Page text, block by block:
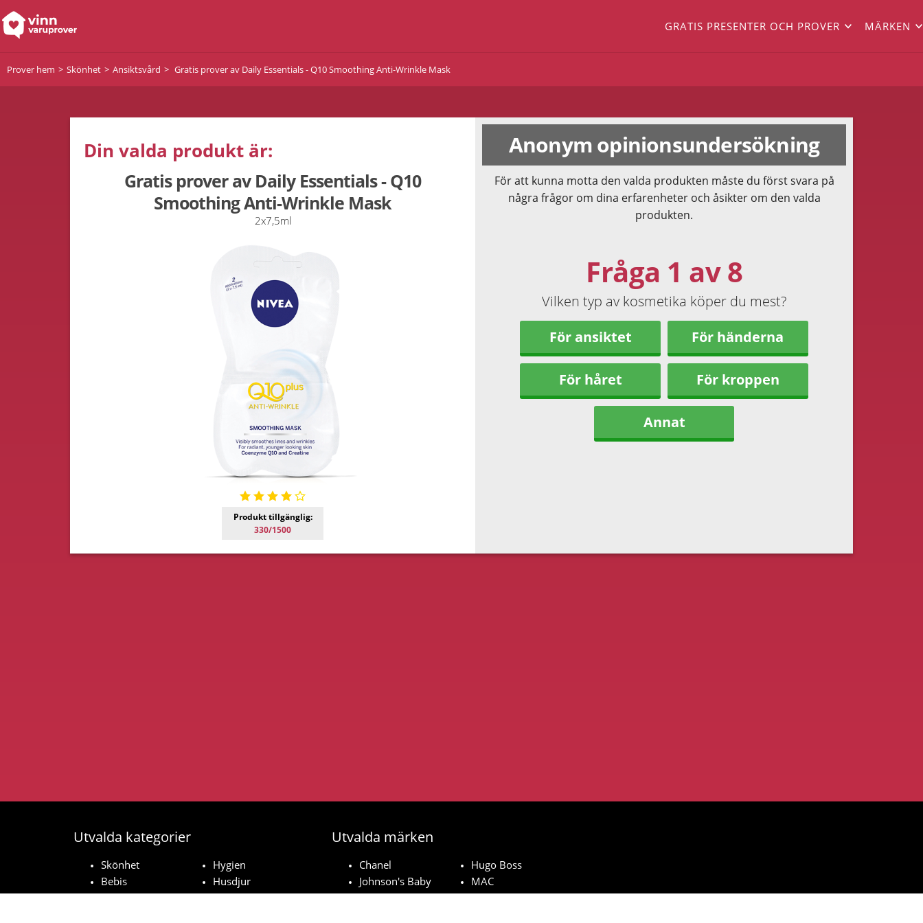
GRATIS PRESENTER OCH PROVER MÄRKEN
Prover hem Skönhet Ansiktsvård Gratis prover av Daily Essentials - Q10 Smoothing Anti-Wrinkle Mask
Din valda produkt är:
Gratis prover av Daily Essentials - Q10
Smoothing Anti-Wrinkle Mask
2x7,5ml
Produkt tillgänglig:
330/1500
Anonym opinionsundersökning
För att kunna motta den valda produkten måste du först svara på
några frågor om dina erfarenheter och åsikter om den valda
produkten.
Fråga 1 av 8
Vilken typ av kosmetika köper du mest?
För ansiktet
För händerna
För håret För kroppen
Annat
Utvalda kategorier
Skönhet
Hygien
Bebis
Husdjur
Hushåll
Utvalda märken
Chanel
Hugo Boss
Johnson's Baby
MAC
Bozita